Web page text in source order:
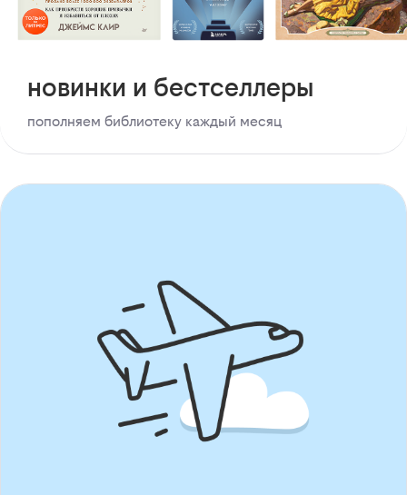
новинки и бестселлеры
пополняем библиотеку каждый месяц